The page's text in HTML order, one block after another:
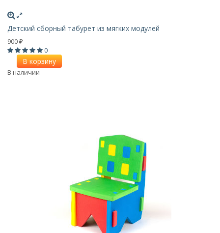
Детский сборный табурет из мягких модулей
900 ₽
0
В корзину
В наличии